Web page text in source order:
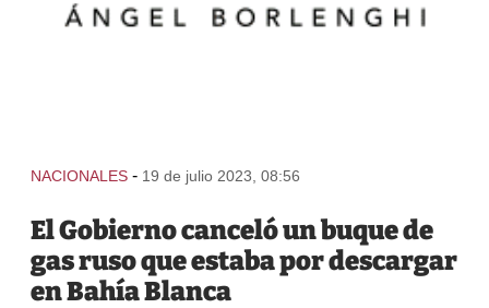
NACIONALES - 19 de julio 2023, 08:56
El Gobierno canceló un buque de
gas ruso que estaba por descargar
en Bahía Blanca